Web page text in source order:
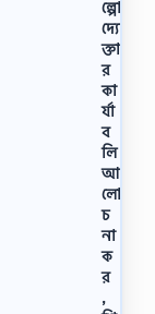
ল্পো
দ্যো
ক্তা
র
কা
র্যা
ব
লি
আ
লো
চ
না
ক
র
,